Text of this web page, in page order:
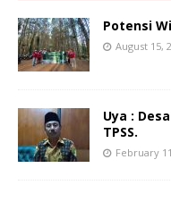
Potensi
August 15,
Uya :
TPSS.
February